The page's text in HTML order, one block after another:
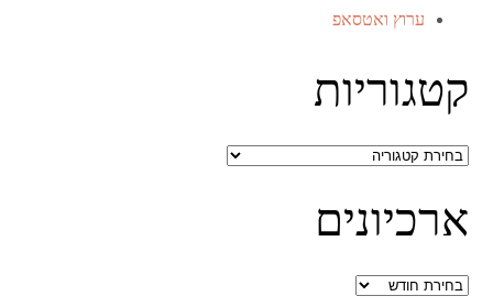
ערוץ ואטסאפ
קטגוריות
קטגוריות
ארכיונים
ארכיונים